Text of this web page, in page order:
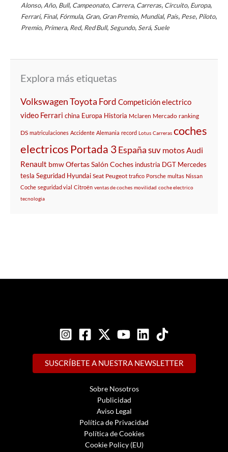
Alonso,Año, Bull, Campeonato, Carrera, Carreras, Circuito, Europa,
Ferrari, Final, Fórmula, Gran, Gran Premio, Mundial, País, Pese, Piloto,
Premio, Primera, Red, Red Bull, Segundo, Será, Suele
Explora más etiquetas
VolkswagenToyota Ford Competiciónelectrico
video Ferrari china Europa Historia Mclaren Mercado ranking
DS matriculaciones Accidente Alemania record Lotus Carreras coches
electricos Portada 3España suv motosAudi
Renault bmwOfertasSalón Coches industria DGT Mercedes
tesla Seguridad Hyundai Seat Peugeot trafico Porsche multas Nissan
Coche seguridad vial Citroën ventas de coches movilidad coche electrico
tecnologia
SUSCRÍBETE A NUESTRA NEWSLETTER
Sobre Nosotros
Publicidad
Aviso Legal
Política de Privacidad
Política de Cookies
Cookie Policy (EU)